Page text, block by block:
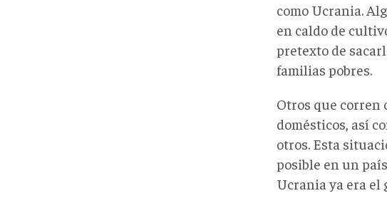
como Ucrania.
en caldo de
pretexto de
familias pobres.
Otros que corren
domésticos, así
otros. Esta
posible en un
Ucrania ya era